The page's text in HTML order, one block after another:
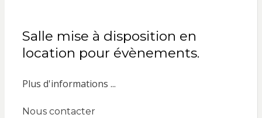
Salle mise à disposition en
location pour évènements.
Plus d'informations ...
Nous contacter